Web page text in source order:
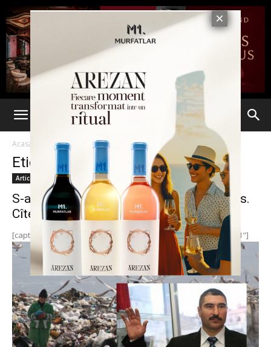
Acasă Etichete Federatia Romana de Box
Etichetă: Federatia Romana de Box
Articole
S-a lipit definitiv de scaunul de la Salubris.
Cîtea a dat...
[caption id="attachment_166997" align="alignnone" width="921"]